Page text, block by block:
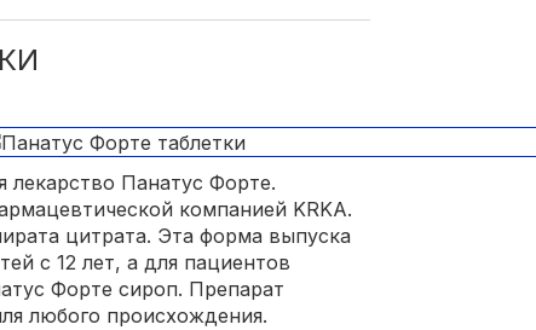
лекарство Панатус Форте.
компанией KRKA.
цитрата. Эта форма выпуска
с 12 лет, а для пациентов
Форте сироп. Препарат
любого происхождения.